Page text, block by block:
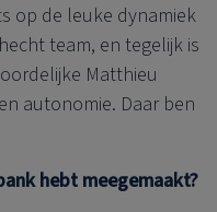
op de leuke dynamiek
team, en tegelijk is
Matthieu
autonomie. Daar ben
hebt meegemaakt?